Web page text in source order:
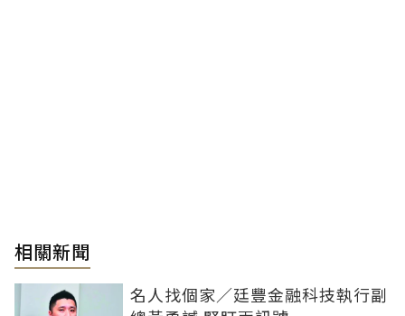
相關新聞
名人找個家／廷豐金融科技執行副